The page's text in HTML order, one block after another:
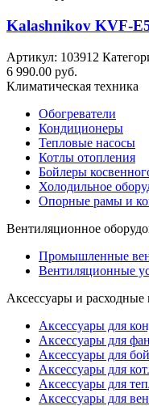
Kalashnikov KVF-
Артикул: 103912
6 990.00 руб.
Климатическая техника
Обогреватели
Кондиционеры
Тепловые насосы
Котлы отопления
Бойлеры
Холодильное
Опорные рамы и
Вентиляционное
Промышленные
Вентиляционные
Аксессуары и расходные
Аксессуары для
Аксессуары для
Аксессуары для
Аксессуары для
Аксессуары для
Аксессуары для